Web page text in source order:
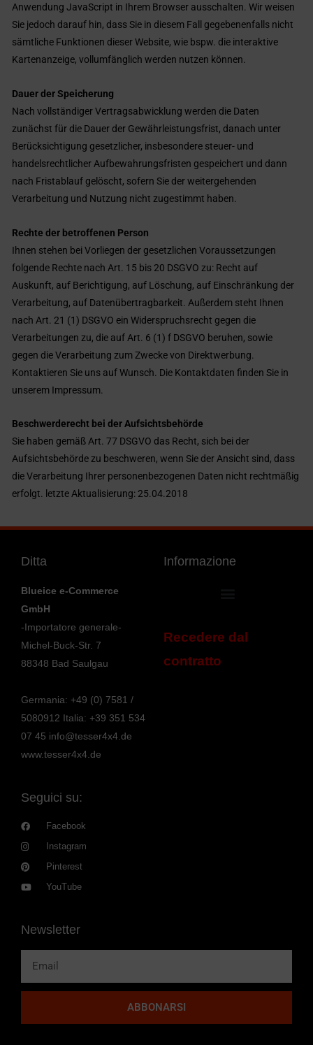
Anwendung JavaScript in Ihrem Browser ausschalten. Wir weisen
Sie jedoch darauf hin, dass Sie in diesem Fall gegebenenfalls nicht
sämtliche Funktionen dieser Website, wie bspw. die interaktive
Kartenanzeige, vollumfänglich werden nutzen können.
Dauer der Speicherung
Nach vollständiger Vertragsabwicklung werden die Daten
zunächst für die Dauer der Gewährleistungsfrist, danach unter
Berücksichtigung gesetzlicher, insbesondere steuer- und
handelsrechtlicher Aufbewahrungsfristen gespeichert und dann
nach Fristablauf gelöscht, sofern Sie der weitergehenden
Verarbeitung und Nutzung nicht zugestimmt haben.
Rechte der betroffenen Person
Ihnen stehen bei Vorliegen der gesetzlichen Voraussetzungen
folgende Rechte nach Art. 15 bis 20 DSGVO zu: Recht auf
Auskunft, auf Berichtigung, auf Löschung, auf Einschränkung der
Verarbeitung, auf Datenübertragbarkeit. Außerdem steht Ihnen
nach Art. 21 (1) DSGVO ein Widerspruchsrecht gegen die
Verarbeitungen zu, die auf Art. 6 (1) f DSGVO beruhen, sowie
gegen die Verarbeitung zum Zwecke von Direktwerbung.
Kontaktieren Sie uns auf Wunsch. Die Kontaktdaten finden Sie in
unserem Impressum.
Beschwerderecht bei der Aufsichtsbehörde
Sie haben gemäß Art. 77 DSGVO das Recht, sich bei der
Aufsichtsbehörde zu beschweren, wenn Sie der Ansicht sind, dass
die Verarbeitung Ihrer personenbezogenen Daten nicht rechtmäßig
erfolgt. letzte Aktualisierung: 25.04.2018
Ditta
Blueice e-Commerce
GmbH
-Importatore generale-
Michel-Buck-Str. 7
88348 Bad Saulgau
Germania: +49 (0) 7581 /
5080912 Italia: +39 351 534
07 45 info@tesser4x4.de
www.tesser4x4.de
Informazione
Recedere dal
contratto
Seguici su:
Facebook
Instagram
Pinterest
YouTube
Newsletter
ABBONARSI